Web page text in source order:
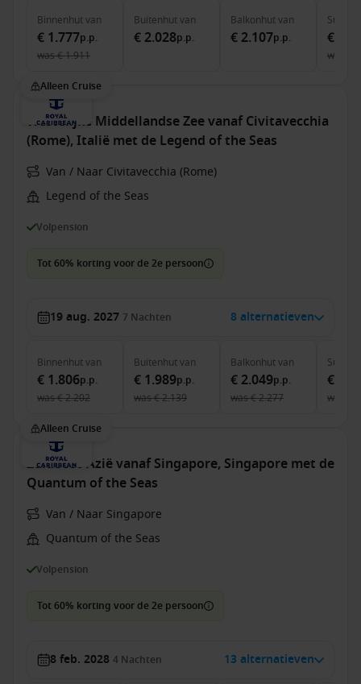
Binnenhutvan
€ 1.777p.p.
was€ 1.911
Buitenhutvan
€ 2.028p.p.
Balkonhutvan
€ 2.107p.p.
Suite
€
was
Alleen Cruise
Westelijke Middellandse Zee vanaf Civitavecchia
(Rome), Italië met de Legend of the Seas
Van / Naar Civitavecchia (Rome)
Legend of the Seas
Volpension
Tot 60% korting voor de 2e persoon
19 aug. 2027 7 Nachten 8 alternatieven
Binnenhutvan
€ 1.806p.p.
was€ 2.202
Buitenhutvan
€ 1.989p.p.
was€ 2.139
Balkonhutvan
€ 2.049p.p.
was€ 2.277
Suite
€
was
Alleen Cruise
Zuidoost-Azië vanaf Singapore, Singapore met de
Quantum of the Seas
Van / Naar Singapore
Quantum of the Seas
Volpension
Tot 60% korting voor de 2e persoon
8 feb. 2028 4 Nachten 13 alternatieven